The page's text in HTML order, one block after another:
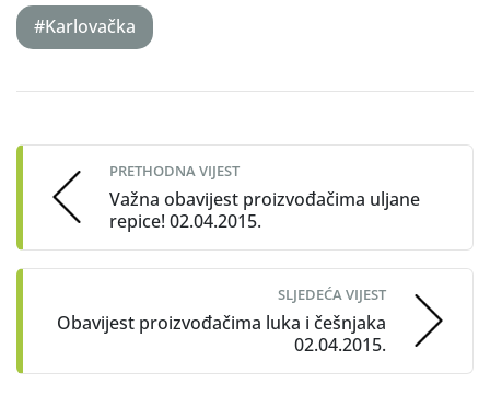
#Karlovačka
navigation
PRETHODNA VIJEST
Važna obavijest proizvođačima uljane
repice! 02.04.2015.
SLJEDEĆA VIJEST
Obavijest proizvođačima luka i češnjaka
02.04.2015.